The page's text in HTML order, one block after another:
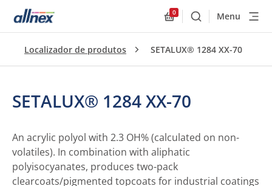
0
BuscarMenu
Localizador de produtos SETALUX® 1284 XX-70
SETALUX® 1284 XX-70
An acrylic polyol with 2.3 OH% (calculated on non-
volatiles). In combination with aliphatic
polyisocyanates, produces two-pack
clearcoats/pigmented topcoats for industrial coatings